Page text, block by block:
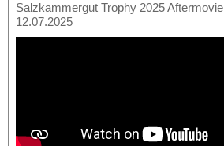
Salzkammergut Trophy 2025 Aftermovie
12.07.2025